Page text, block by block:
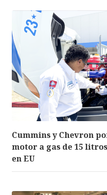
Cummins y Chevron
motor a gas de 15
en EU